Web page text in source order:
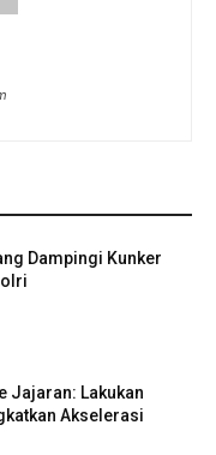
Dampingi Kunker
Jajaran: Lakukan
Akselerasi